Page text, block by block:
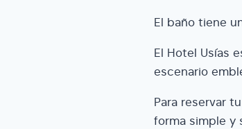
El baño tiene
El Hotel Usías
escenario
Para reservar
forma simple y